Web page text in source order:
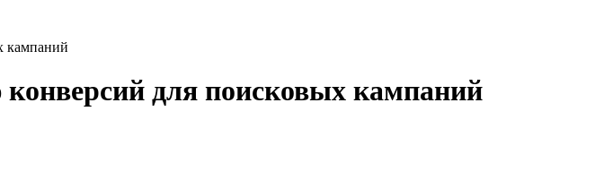
кампаний
для поисковых кампаний